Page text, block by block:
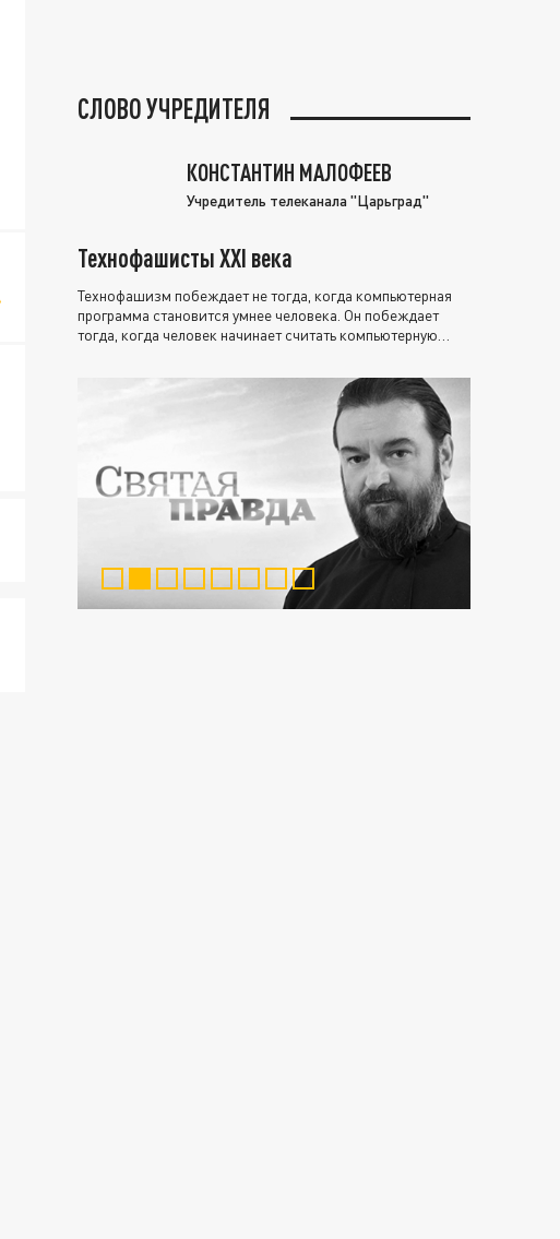
СЛОВО УЧРЕДИТЕЛЯ
КОНСТАНТИН МАЛОФЕЕВ
Учредитель телеканала "Царьград"
Технофашисты XXI века
Технофашизм побеждает не тогда, когда компьютерная
программа становится умнее человека. Он побеждает
тогда, когда человек начинает считать компьютерную